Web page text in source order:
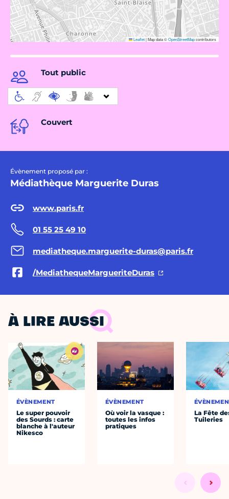
Leaflet|Map data ©OpenStreetMapcontributors
Tout public
Couvert
Évènement proposé par :
Médiathèque Marguerite Duras
www.paris.fr
01 55 25 49 10
mediatheque.marguerite-duras@paris.fr
/MediathequeMargueriteDuras
À LIRE AUSSI
ÉVÈNEMENT
Le super pouvoir
des Sourds : carte
blanche à l'auteur
Nikesco
ÉVÈNEMENT
Où voir la vasque :
toutes les infos
pratiques
La Fête
Tuileries